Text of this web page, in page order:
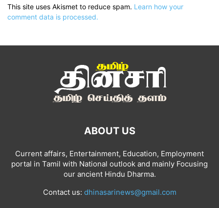
This site uses Akismet to reduce spam. Learn how your
comment data is processed.
ABOUT US
Current affairs, Entertainment, Education, Employment
portal in Tamil with National outlook and mainly Focusing
our ancient Hindu Dharma.
Contact us: dhinasarinews@gmail.com